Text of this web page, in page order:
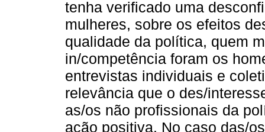
tenha verificado uma
mulheres, sobre os efeitos
qualidade da política, quem
in/competência foram os
entrevistas individuais e
relevância que o des/
as/os não profissionais da
ação positiva. No caso das/